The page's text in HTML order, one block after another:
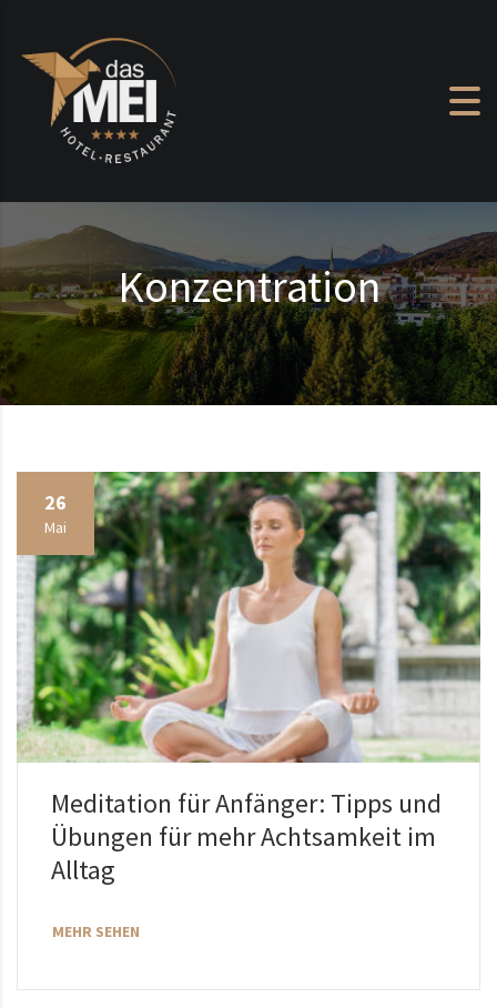
Konzentration
26
Mai
Meditation für Anfänger: Tipps und
Übungen für mehr Achtsamkeit im
Alltag
MEHR SEHEN